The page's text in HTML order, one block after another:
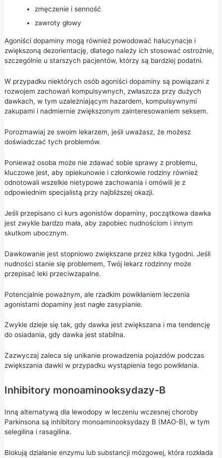
zmęczenie i senność
zawroty głowy
Agoniści dopaminy mogą również powodować halucynacje i
zwiększoną dezorientację, dlatego należy ich stosować ostrożnie,
szczególnie u starszych pacjentów, którzy są bardziej podatni.
W przypadku niektórych osób agoniści dopaminy są powiązani z
rozwojem zachowań kompulsywnych, zwłaszcza przy dużych
dawkach, w tym uzależniającym hazardem, kompulsywnymi
zakupami i nadmiernie zwiększonym zainteresowaniem seksem.
Porozmawiaj ze swoim lekarzem, jeśli uważasz, że możesz
doświadczać tych problemów.
Ponieważ osoba może nie zdawać sobie sprawy z problemu,
kluczowe jest, aby opiekunowie i członkowie rodziny również
odnotowali wszelkie nietypowe zachowania i omówili je z
odpowiednim specjalistą przy najbliższej okazji.
Jeśli przepisano ci kurs agonistów dopaminy, początkowa dawka
jest zwykle bardzo mała, aby zapobiec nudnościom i innym
skutkom ubocznym.
Dawkowanie jest stopniowo zwiększane przez kilka tygodni. Jeśli
nudności stanie się problemem, Twój lekarz rodzinny może
przepisać leki przeciwzapalne.
Potencjalnie poważnym, ale rzadkim powikłaniem leczenia
agonistami dopaminy jest nagłe zasypianie.
Zwykle dzieje się tak, gdy dawka jest zwiększana i ma tendencję
do osiadania, gdy dawka jest stabilna.
Zazwyczaj zaleca się unikanie prowadzenia pojazdów podczas
zwiększania dawki w przypadku wystąpienia tego powikłania.
Inhibitory monoaminooksydazy-B
Inną alternatywą dla lewodopy w leczeniu wczesnej choroby
Parkinsona są inhibitory monoaminooksydazy B (MAO-B), w tym
selegilina i rasagilina.
Blokują działanie enzymu lub substancji mózgowej, która rozkłada